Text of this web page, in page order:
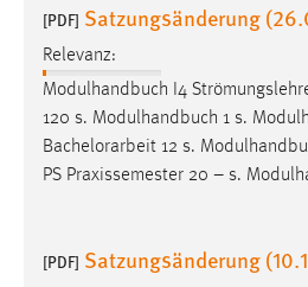
[PDF] Satzungsänderung
Relevanz:
Modulhandbuch I4
120 s. Modulhandbuch 1 s.
Bachelorarbeit 12 s.
PS Praxissemester 20 – s.
[PDF] Satzungsänderung